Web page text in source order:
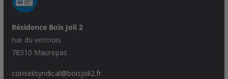
Résidence Bois Joli 2
rue du vermois
78310 Maurepas
conseilsyndical@boisjoli2.fr